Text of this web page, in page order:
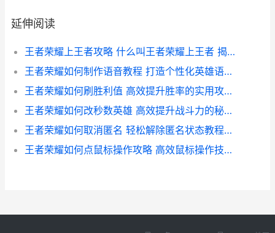
延伸阅读
王者荣耀上王者攻略 什么叫王者荣耀上王者 揭秘成为高手的秘诀
王者荣耀如何制作语音教程 打造个性化英雄语音 提升游戏体验攻略
王者荣耀如何刷胜利值 高效提升胜率的实用攻略解析
王者荣耀如何改秒数英雄 高效提升战斗力的秘籍解析
王者荣耀如何取消匿名 轻松解除匿名状态教程解析
王者荣耀如何点鼠标操作攻略 高效鼠标操作技巧大揭秘